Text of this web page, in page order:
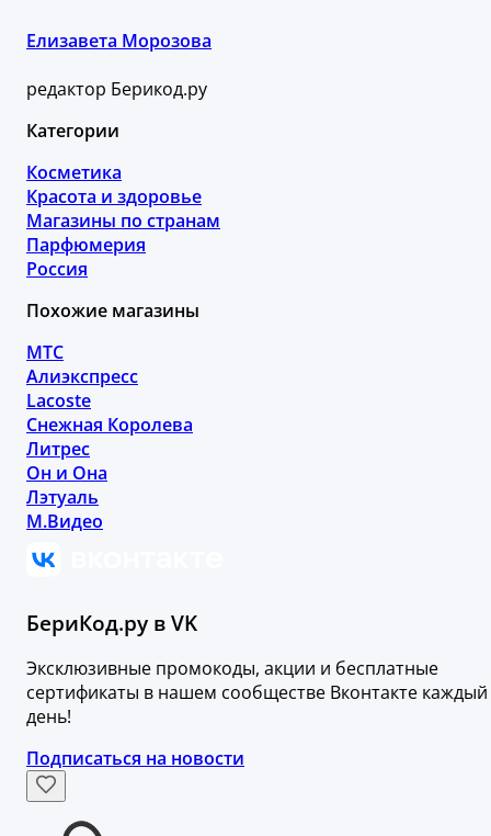
Елизавета Морозова
редактор Берикод.ру
Категории
Косметика
Красота и здоровье
Магазины по странам
Парфюмерия
Россия
Похожие магазины
МТС
Алиэкспресс
Lacoste
Снежная Королева
Литрес
Он и Она
Лэтуаль
М.Видео
БериКод.ру в VK
Эксклюзивные промокоды, акции и бесплатные
сертификаты в нашем сообществе Вконтакте каждый
день!
Подписаться на новости